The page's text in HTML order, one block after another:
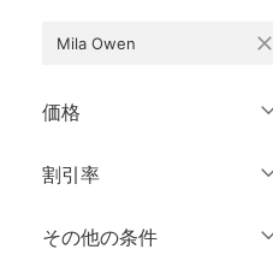
ワンピース・ドレス
スカート
ーオール
バッグ
クリア
Mila Owen close
価格
絞り込み
割引率
％OFF～ ％OFF
その他の条件